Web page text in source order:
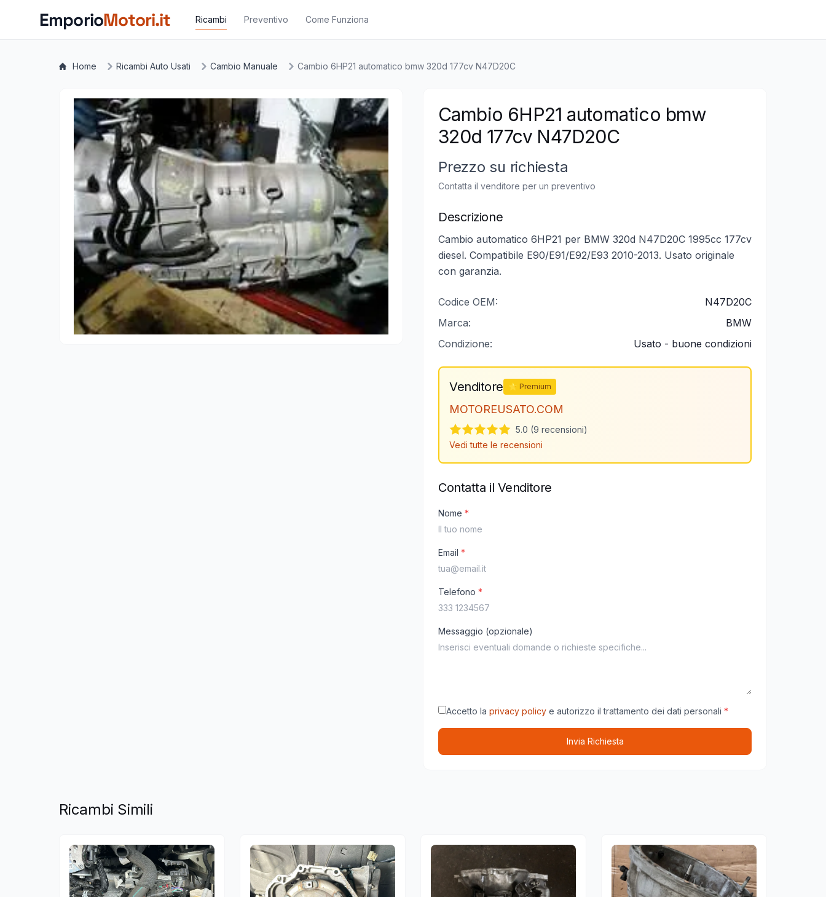
EmporioMotori.it Ricambi Preventivo Come Funziona
Home Ricambi Auto Usati Cambio Manuale Cambio 6HP21 automatico bmw 320d 177cv N47D20C
Cambio 6HP21 automatico bmw
320d 177cv N47D20C
Prezzo su richiesta
Contatta il venditore per un preventivo
Descrizione
Cambio automatico 6HP21 per BMW 320d N47D20C 1995cc 177cv
diesel. Compatibile E90/E91/E92/E93 2010-2013. Usato originale
con garanzia.
Codice OEM:
N47D20C
Marca:
BMW
Condizione:
Usato - buone condizioni
Venditore ⭐ Premium
MOTOREUSATO.COM
5.0 (9 recensioni)
Vedi tutte le recensioni
Contatta il Venditore
Nome *
Email *
Telefono *
Messaggio (opzionale)
Accetto la privacy policy e autorizzo il trattamento dei dati personali *
Invia Richiesta
Ricambi Simili